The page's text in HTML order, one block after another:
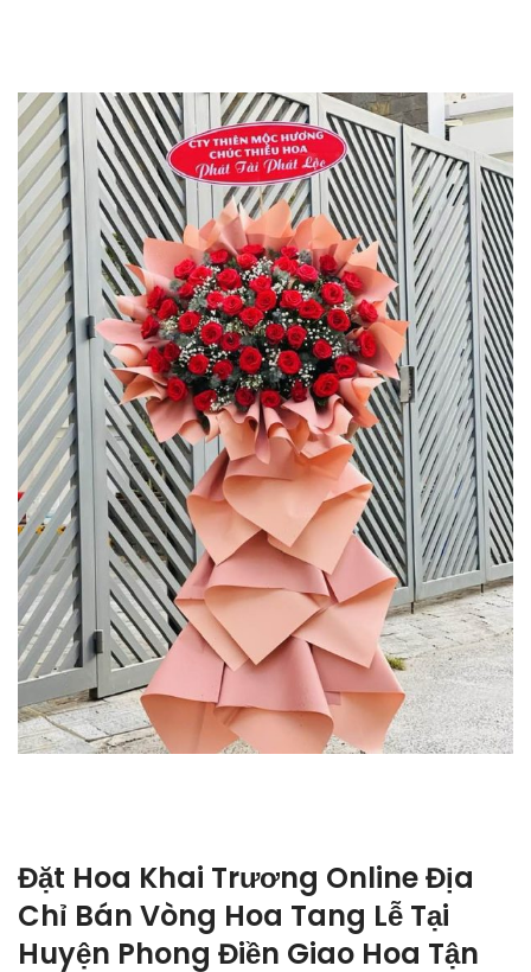
Đặt Hoa Khai Trương Online Địa
Chỉ Bán Vòng Hoa Tang Lễ Tại
Huyện Phong Điền Giao Hoa Tận